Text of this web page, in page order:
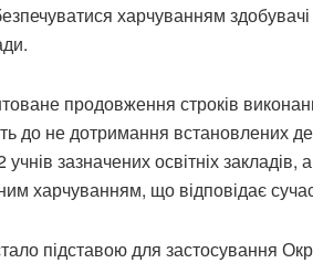
харчуванням
продовження строків
до не дотримання встановлених
зазначених освітніх
харчуванням, що відповідає
підставою для застосування